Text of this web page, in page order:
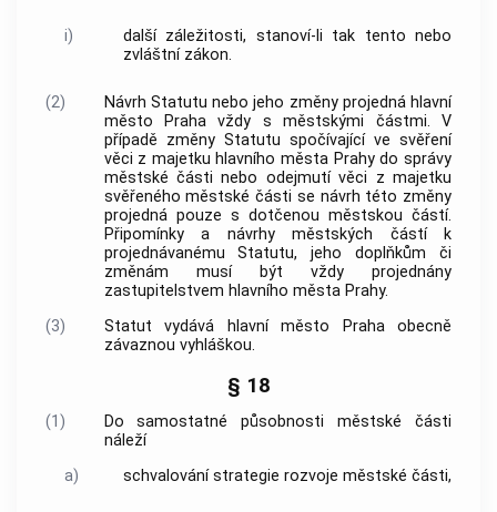
i)
další záležitosti, stanoví-li tak tento nebo
zvláštní zákon.
(2) Návrh Statutu nebo jeho změny projedná hlavní
město Prahavždy s městskými částmi. V
případě změny Statutu spočívající ve svěření
věci z majetku hlavního města Prahydo správy
městské části nebo odejmutí věci z majetku
svěřeného městské části se návrh této změny
projedná pouze s dotčenou městskou částí.
Připomínky a návrhy městských částí k
projednávanému Statutu, jeho doplňkům či
změnám musí být vždy projednány
zastupitelstvem hlavního města Prahy.
(3)
Statut vydává hlavní město Prahaobecně
závaznou vyhláškou.
§ 18
(1)
Do samostatné působnosti městské části
náleží
a)
schvalování strategie rozvoje městské části,